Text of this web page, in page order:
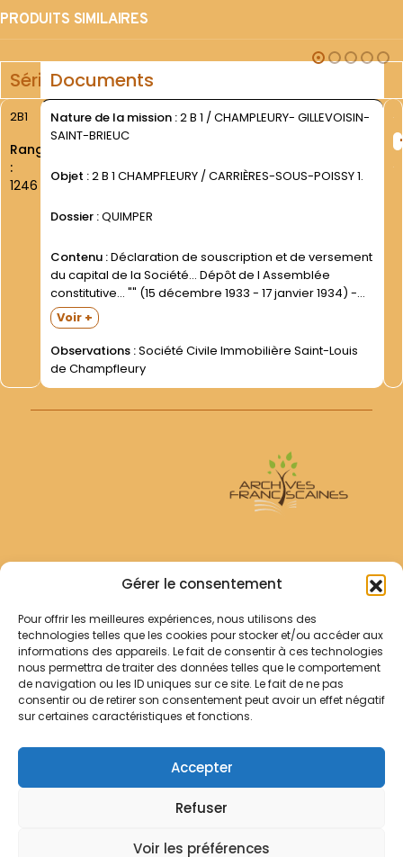
Gérer le consentement
Pour offrir les meilleures expériences, nous utilisons des
technologies telles que les cookies pour stocker et/ou accéder aux
informations des appareils. Le fait de consentir à ces technologies
nous permettra de traiter des données telles que le comportement
de navigation ou les ID uniques sur ce site. Le fait de ne pas
consentir ou de retirer son consentement peut avoir un effet négatif
sur certaines caractéristiques et fonctions.
Accepter
Refuser
Voir les préférences
PRODUITS SIMILAIRES
SérieDocuments
2B1
Rang
:
1246
Nature de la mission :2 B 1 / CHAMPLEURY- GILLEVOISIN-
SAINT-BRIEUC
Objet :2 B 1 CHAMPFLEURY / CARRIÈRES-SOUS-POISSY 1.
Dossier :QUIMPER
Contenu :Déclaration de souscription et de versement
du capital de la Société... Dépôt de l Assemblée
constitutive... "" (15 décembre 1933 - 17 janvier 1934) -
Statuts de la Société- publiés dans Les Affiches
versaillaises et du département de Seine-et-
Oise...-10e année- n°96-...
Voir +
Observations :Société Civile Immobilière Saint-Louis
de Champfleury
Archives Franciscaines
RECHERCHER
Comment chercher ?
Les archives
Notre démarche
Contact